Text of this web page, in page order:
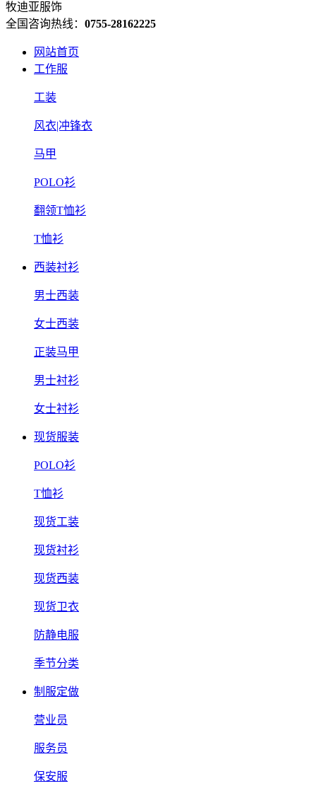
牧迪亚服饰
全国咨询热线： 0755-28162225
网站首页
工作服
工装
风衣|冲锋衣
马甲
POLO衫
翻领T恤衫
T恤衫
西装衬衫
男士西装
女士西装
正装马甲
男士衬衫
女士衬衫
现货服装
POLO衫
T恤衫
现货工装
现货衬衫
现货西装
现货卫衣
防静电服
季节分类
制服定做
营业员
服务员
保安服